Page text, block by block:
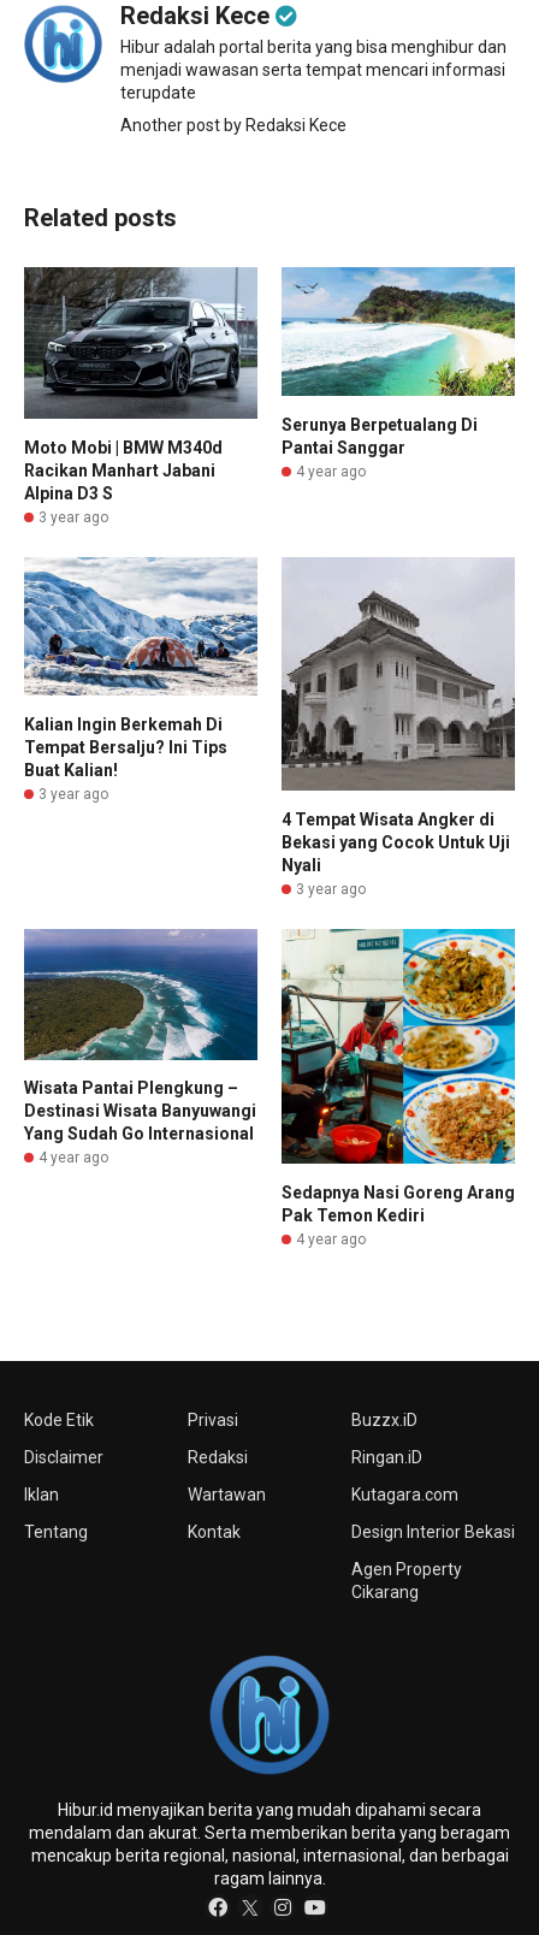
Redaksi Kece
Hibur adalah portal berita yang bisa menghibur dan
menjadi wawasan serta tempat mencari informasi
terupdate
Another post by Redaksi Kece
Related posts
Moto Mobi | BMW M340d
Racikan Manhart Jabani
Alpina D3 S
3 year ago
Serunya Berpetualang Di
Pantai Sanggar
4 year ago
Kalian Ingin Berkemah Di
Tempat Bersalju? Ini Tips
Buat Kalian!
3 year ago
4 Tempat Wisata Angker di
Bekasi yang Cocok Untuk Uji
Nyali
3 year ago
Wisata Pantai Plengkung –
Destinasi Wisata Banyuwangi
Yang Sudah Go Internasional
4 year ago
Sedapnya Nasi Goreng Arang
Pak Temon Kediri
4 year ago
Kode Etik
Disclaimer
Iklan
Tentang
Privasi
Redaksi
Wartawan
Kontak
Buzzx.iD
Ringan.iD
Kutagara.com
Design Interior Bekasi
Agen Property
Cikarang
Hibur.id menyajikan berita yang mudah dipahami secara
mendalam dan akurat. Serta memberikan berita yang beragam
mencakup berita regional, nasional, internasional, dan berbagai
ragam lainnya.